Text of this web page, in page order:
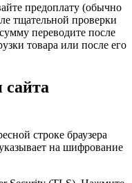
предоплату (обычно
тщательной проверки
переводите после
товара или после его
сайта
строке браузера
на шифрование